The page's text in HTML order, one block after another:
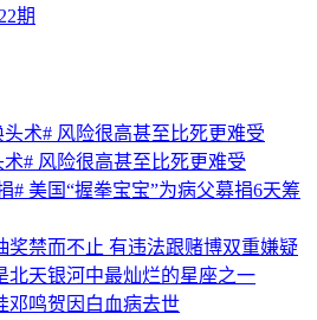
期
# 风险很高甚至比死更难受
# 美国“握拳宝宝”为病父募捐6天筹
奖禁而不止 有违法跟赌博双重嫌疑
北天银河中最灿烂的星座之一
邓鸣贺因白血病去世